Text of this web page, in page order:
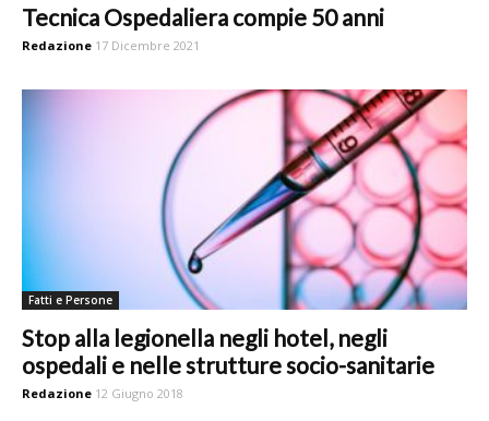
Tecnica Ospedaliera compie 50 anni
Redazione 17 Dicembre 2021
Fatti e Persone
Stop alla legionella negli hotel, negli
ospedali e nelle strutture socio-sanitarie
Redazione 12 Giugno 2018